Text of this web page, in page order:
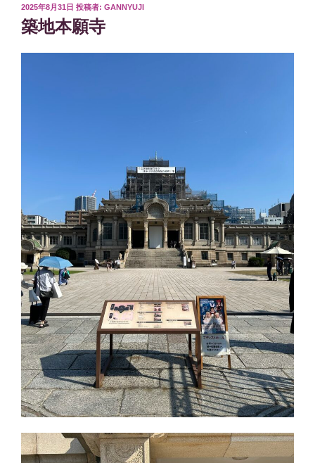
投
稿
日:
2025年8月31日 投稿者: GANNYUJI
築地本願寺